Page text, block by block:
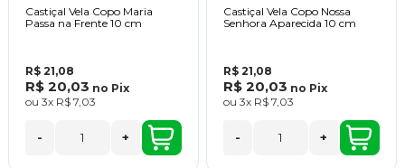
Castiçal Vela Copo Maria
Passa na Frente 10 cm
R$ 21,08
R$ 20,03 no Pix
ou 3x R$ 7,03
- +
Castiçal Vela Copo Nossa
Senhora Aparecida 10 cm
R$ 21,08
R$ 20,03 no Pix
ou 3x R$ 7,03
- +